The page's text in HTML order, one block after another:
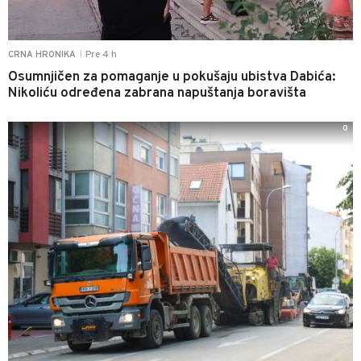
CRNA HRONIKA Pre 4 h
Osumnjičen za pomaganje u pokušaju ubistva Dabića:
Nikoliću određena zabrana napuštanja boravišta
0